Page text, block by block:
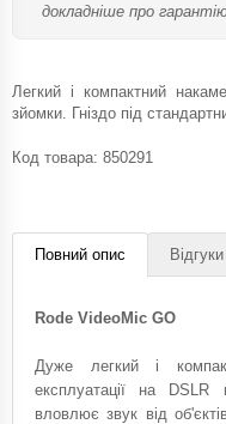
докладніше про
Легкий і компактний
зйомки. Гніздо під
Код товара: 850291
Повний опис Відгуки
Rode VideoMic GO
Дуже легкий і
експлуатації на DSLR
вловлює звук від